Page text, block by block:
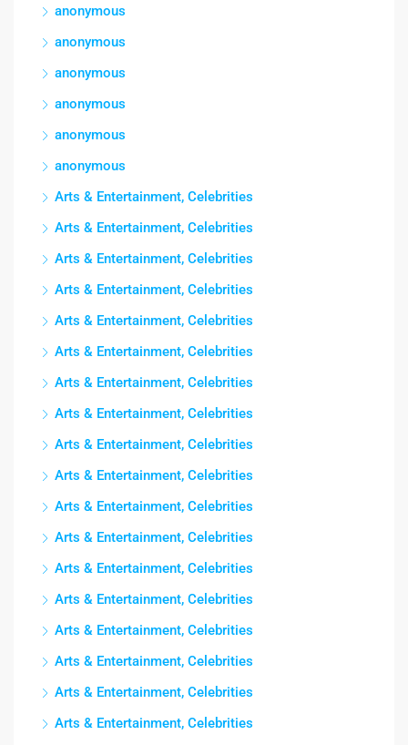
anonymous
anonymous
anonymous
anonymous
anonymous
anonymous
Arts & Entertainment, Celebrities
Arts & Entertainment, Celebrities
Arts & Entertainment, Celebrities
Arts & Entertainment, Celebrities
Arts & Entertainment, Celebrities
Arts & Entertainment, Celebrities
Arts & Entertainment, Celebrities
Arts & Entertainment, Celebrities
Arts & Entertainment, Celebrities
Arts & Entertainment, Celebrities
Arts & Entertainment, Celebrities
Arts & Entertainment, Celebrities
Arts & Entertainment, Celebrities
Arts & Entertainment, Celebrities
Arts & Entertainment, Celebrities
Arts & Entertainment, Celebrities
Arts & Entertainment, Celebrities
Arts & Entertainment, Celebrities